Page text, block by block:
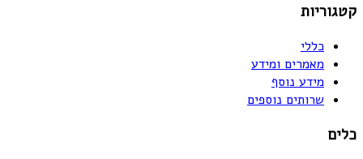
קטגוריות
כללי
מאמרים ומידע
מידע נוסף
שרותים נוספים
כלים